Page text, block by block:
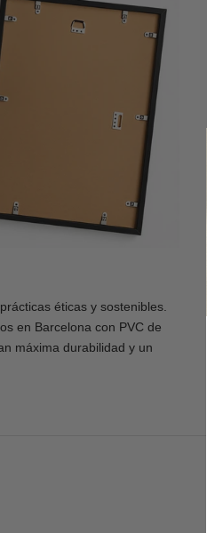
éticas y sostenibles.
en Barcelona con PVC de
máxima durabilidad y un